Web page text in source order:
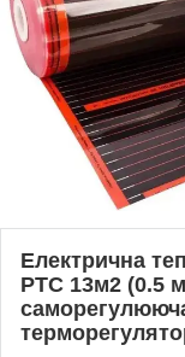
Електрична
PTC 13м2 (0.5